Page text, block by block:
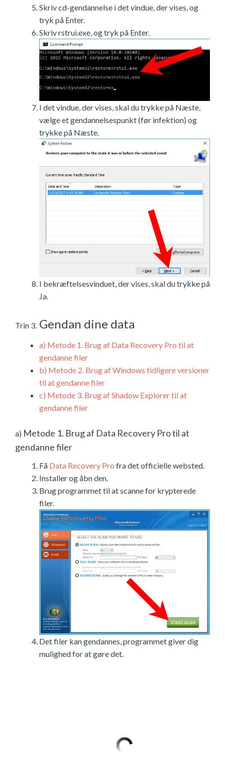
Skriv cd-gendannelse i det vindue, der vises, og
tryk på Enter.
Skriv rstrui.exe, og tryk på Enter.
I det vindue, der vises, skal du trykke på Næste,
vælge et gendannelsespunkt (før infektion) og
trykke på Næste.
I bekræftelsesvinduet, der vises, skal du trykke på
Ja.
Trin 3. Gendan dine data
a) Metode 1. Brug af Data Recovery Pro til at
gendanne filer
b) Metode 2. Brug af Windows tidligere versioner
til at gendanne filer
c) Metode 3. Brug af Shadow Explorer til at
gendanne filer
a) Metode 1. Brug af Data Recovery Pro til at
gendanne filer
Få Data Recovery Pro fra det officielle websted.
Installer og åbn den.
Brug programmet til at scanne for krypterede
filer.
Det filer kan gendannes, programmet giver dig
mulighed for at gøre det.